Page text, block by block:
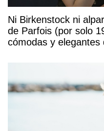
Ni Birkenstock ni
de Parfois (por solo
cómodas y elegantes